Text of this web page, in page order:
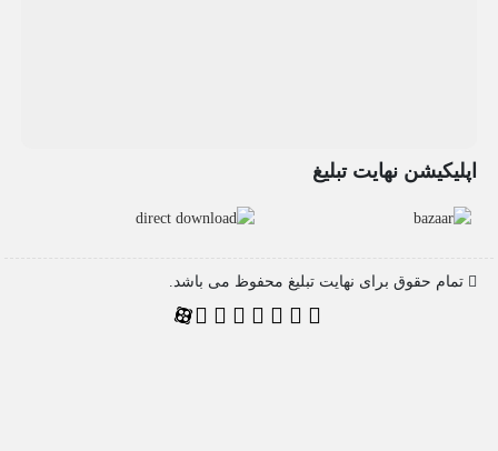
اپلیکیشن نهایت تبلیغ
تمام حقوق برای نهایت تبلیغ محفوظ می باشد.